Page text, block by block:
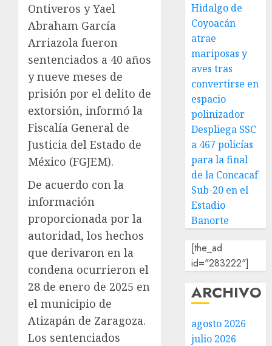
Ontiveros y Yael
Abraham García
Arriazola fueron
sentenciados a 40 años
y nueve meses de
prisión por el delito de
extorsión, informó la
Fiscalía General de
Justicia del Estado de
México (FGJEM).
De acuerdo con la
información
proporcionada por la
autoridad, los hechos
que derivaron en la
condena ocurrieron el
28 de enero de 2025 en
el municipio de
Atizapán de Zaragoza.
Los sentenciados
Hidalgo de
Coyoacán
atrae
mariposas y
aves tras
convertirse en
espacio
polinizador
Despliega SSC
a 467 policías
para la final
de la Concacaf
Sub-20 en el
Estadio
Banorte
[the_ad
id="283222"]
ARCHIVO
agosto 2026
julio 2026